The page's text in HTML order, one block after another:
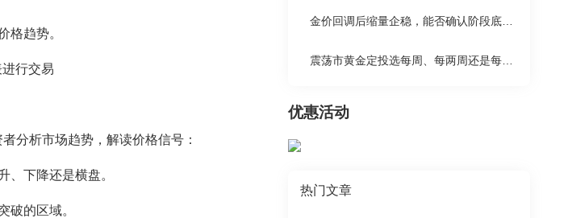
格趋势。
分析市场趋势，解读价格信号：
、下降还是横盘。
破的区域。
优惠活动
热门文章